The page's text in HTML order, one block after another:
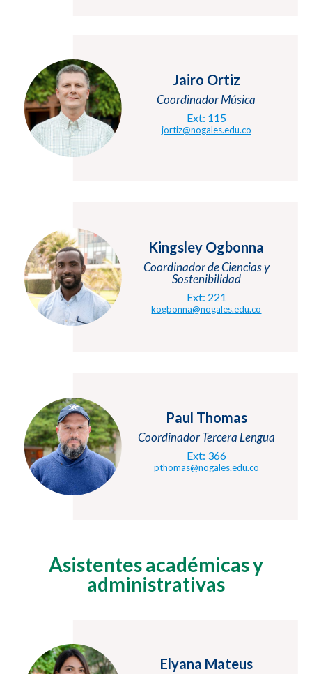
Jairo Ortiz
Coordinador Música
Ext: 115
jortiz@nogales.edu.co
Kingsley Ogbonna
Coordinador de Ciencias y
Sostenibilidad
Ext: 221
kogbonna@nogales.edu.co
Paul Thomas
Coordinador Tercera Lengua
Ext: 366
pthomas@nogales.edu.co
Asistentes académicas y
administrativas
Elyana Mateus